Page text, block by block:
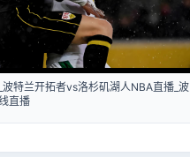
特兰开拓者vs洛杉矶湖人NBA直播_波
直播